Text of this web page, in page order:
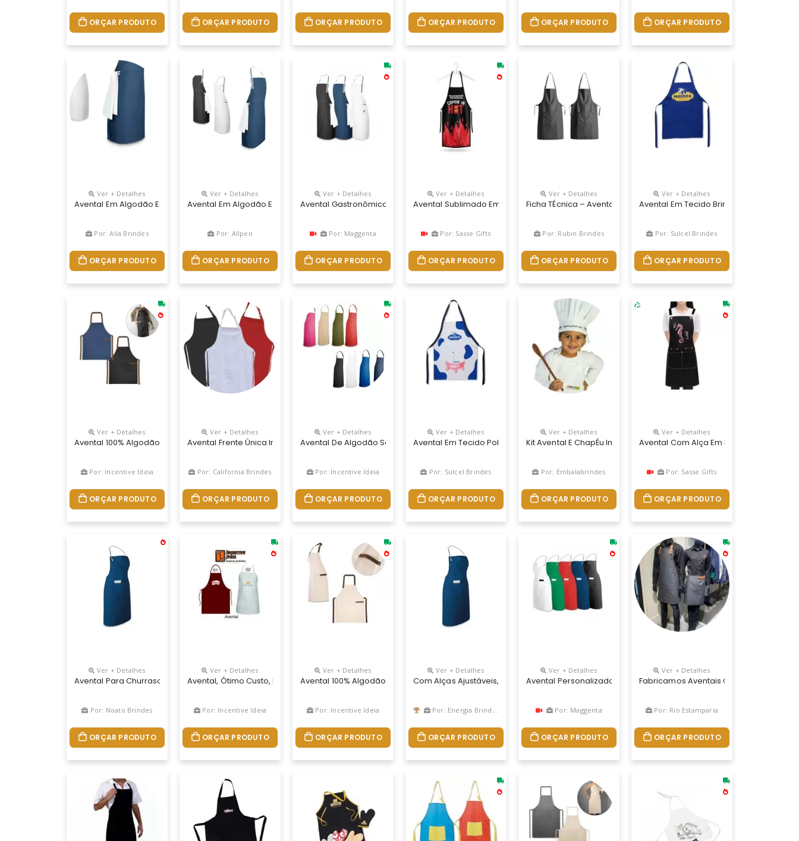
ORÇAR PRODUTO ORÇAR PRODUTO ORÇAR PRODUTO ORÇAR PRODUTO ORÇAR PRODUTO ORÇAR PRODUTO
Ver + Detalhes
Avental Em Algodão E Poliéster (150 G/m²) Com 2 Bolsos Frontais. Ajustável Com Fivela. 650 X 850 Mm | Bolso: 170 X 180 Mm
Por: Alia Brindes
ORÇAR PRODUTO
Ver + Detalhes
Avental Em Algodão E Poliéster (150 G/m²) Com 2 Bolsos Frontais. Ajustável Com Fivela. 650 X 850 Mm | Bolso: 170 X 180 Mm
Por: Allpen
ORÇAR PRODUTO
Ver + Detalhes
Avental Gastronômico Personalizado
Por: Maggenta
ORÇAR PRODUTO
Ver + Detalhes
Avental Sublimado Em Várias Opções De Tecidos Promo Ou Premium. Atendemos Grandes
Por: Sasse Gifts
ORÇAR PRODUTO
Ver + Detalhes
Ficha TÉcnica – Avental Promocional / Profissional. Descrição Do
Por: Rubin Brindes
ORÇAR PRODUTO
Ver + Detalhes
Avental Em Tecido Brim Personalizado
Por: Sulcel Brindes
ORÇAR PRODUTO
Ver + Detalhes
Avental 100% Algodão Canvas (300 G/m²) Com Detalhes Em Metal. Com 3 Bolsos Multifuncionais E Uma Tira Lateral (para Suporte De Um Pano De Cozinha). Tira Do Pescoço Facilmente
Por: Incentive Ideia
ORÇAR PRODUTO
Ver + Detalhes
Avental Frente Única Impermeável Personalizado, Confeccionado Com Tecido Bagum, Alças Ajustáveis No Pescoço E Na Cintura, Bolso Frontal 31x23 Cm
Por: California Brindes
ORÇAR PRODUTO
Ver + Detalhes
Avental De Algodão Sarjado (180 G/m²). 650 X 900 Mm
Por: Incentive Ideia
ORÇAR PRODUTO
Ver + Detalhes
Avental Em Tecido Poliéster Com Personalização Total
Por: Sulcel Brindes
ORÇAR PRODUTO
Ver + Detalhes
Kit Avental E ChapÉu Infantil Em Tnt
Por: Embalabrindes
ORÇAR PRODUTO
Ver + Detalhes
Avental Com Alça Em Brim Larga, 66x75
Por: Sasse Gifts
ORÇAR PRODUTO
Ver + Detalhes
Avental Para Churrasco Personalizado, Com Alças Ajustáveis, O Avental Para Churrasco Personalizado É Fabricado Em Tnt Com Algodão, Brinde Útil Com Área Nobre Para A
Por: Noato Brindes
ORÇAR PRODUTO
Ver + Detalhes
Avental, Ótimo Custo, Espaço Perfeito Para Sua Propaganda E De Grande Durabilidade
Por: Incentive Ideia
ORÇAR PRODUTO
Ver + Detalhes
Avental 100% Algodão Canvas (320 G/m²) Com Detalhes Em Metal. Com 3 Bolsos Multifuncionais E Uma Tira Lateral (para
Por: Incentive Ideia
ORÇAR PRODUTO
Ver + Detalhes
Com Alças Ajustáveis, O Avental Para Churrasco Personalizado É Fabricado Em Tnt Com
Por: Energia Brindes
ORÇAR PRODUTO
Ver + Detalhes
Avental Personalizado
Por: Maggenta
ORÇAR PRODUTO
Ver + Detalhes
Fabricamos Aventais Camisa Social
Por: Rio Estamparia
ORÇAR PRODUTO